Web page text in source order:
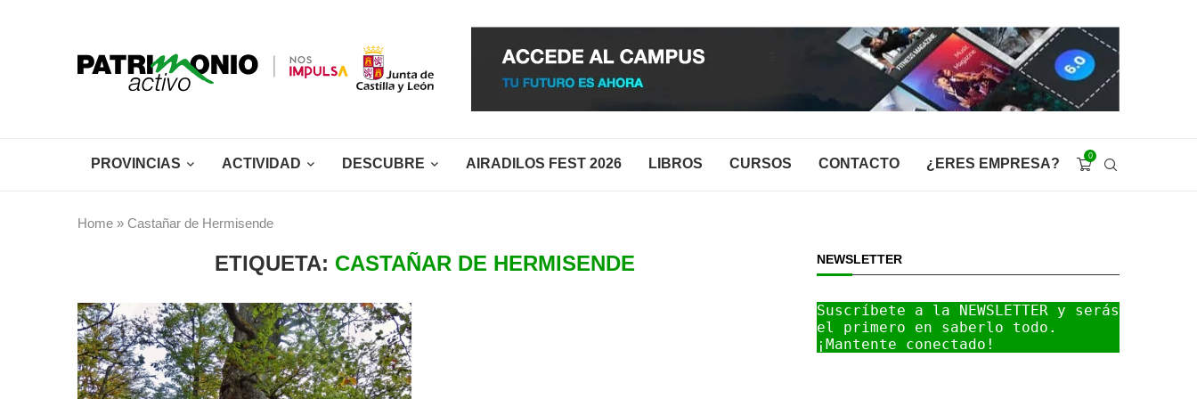
PROVINCIAS ACTIVIDAD DESCUBRE AIRADILOS FEST 2026 LIBROS CURSOS CONTACTO ¿ERES EMPRESA? 0
Home » Castañar de Hermisende
ETIQUETA: CASTAÑAR DE HERMISENDE NEWSLETTER
Suscríbete a la NEWSLETTER y serás
el primero en saberlo todo.
¡Mantente conectado!